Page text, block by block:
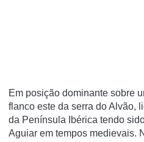
Em posição dominante sobre
flanco este da serra do Alvão,
da Pení­nsula Ibérica tendo
Aguiar em tempos medievais.